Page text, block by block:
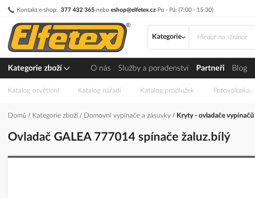
Kontakt e-shop: 377 432 365 nebo eshop@elfetex.cz Po - Pá: (7:00 - 15:30)
Přejít
obsah
Kategorie
Kategorie zboží O nás Služby a poradenství Partneři Blog
Katalog osvětlení Katalog nářadí Katalog prodlužek Fotovoltaika
Domů Kategorie zboží Domovní vypínače a zásuvky Kryty - ovladače vypínačů
Ovladač GALEA 777014 spínače žaluz.bílý